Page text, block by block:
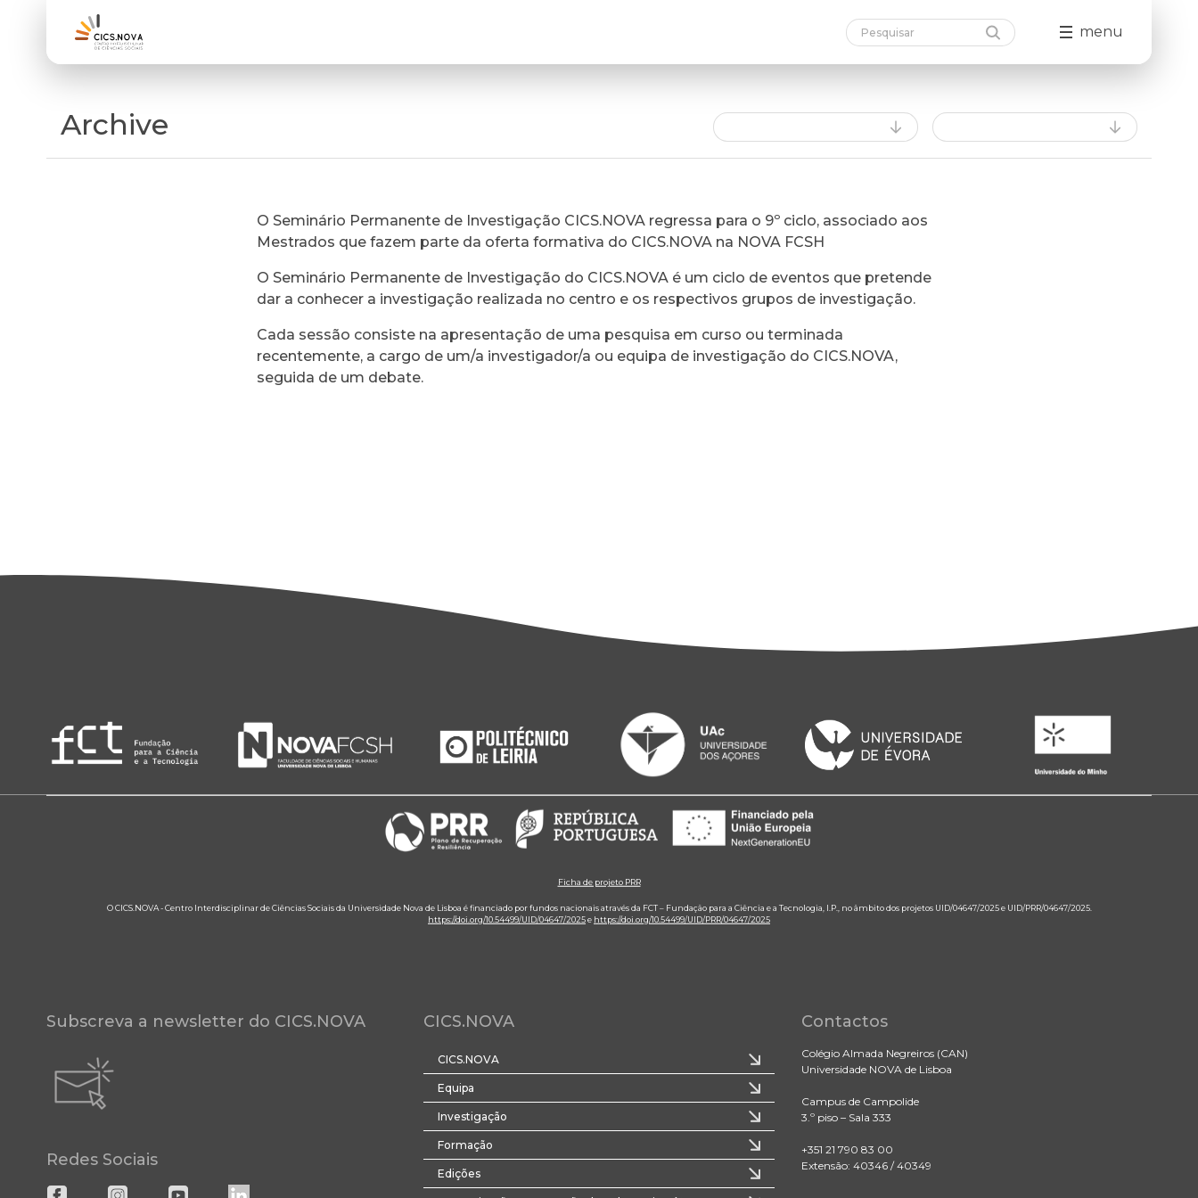
menu
Archive
O Seminário Permanente de Investigação CICS.NOVA regressa para o 9º ciclo, associado aos
Mestrados que fazem parte da oferta formativa do CICS.NOVA na NOVA FCSH
O Seminário Permanente de Investigação do CICS.NOVA é um ciclo de eventos que pretende
dar a conhecer a investigação realizada no centro e os respectivos grupos de investigação.
Cada sessão consiste na apresentação de uma pesquisa em curso ou terminada
recentemente, a cargo de um/a investigador/a ou equipa de investigação do CICS.NOVA,
seguida de um debate.
Ficha de projeto PRR
O CICS.NOVA - Centro Interdisciplinar de Ciências Sociais da Universidade Nova de Lisboa é financiado por fundos nacionais através da FCT – Fundação para a Ciência e a Tecnologia, I.P., no âmbito dos projetos UID/04647/2025 e UID/PRR/04647/2025.
https://doi.org/10.54499/UID/04647/2025e https://doi.org/10.54499/UID/PRR/04647/2025
Subscreva a newsletter do CICS.NOVA
Redes Sociais
CICS.NOVA
CICS.NOVA
Equipa
Investigação
Formação
Edições
Contactos
Colégio Almada Negreiros (CAN)
Universidade NOVA de Lisboa
Campus de Campolide
3.º piso – Sala 333
+351 21 790 83 00
Extensão: 40346 / 40349